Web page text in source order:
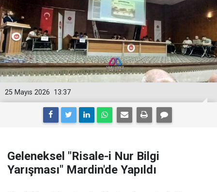
13:37
25 Mayıs 2026
Geleneksel "Risale-i Nur Bilgi
Yarışması" Mardin'de Yapıldı